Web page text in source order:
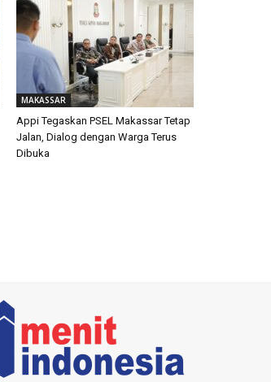
MAKASSAR
Appi Tegaskan PSEL Makassar Tetap
Jalan, Dialog dengan Warga Terus
Dibuka